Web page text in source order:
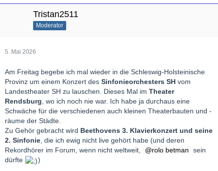
Tristan2511
Moderator
5. Mai 2026
Am Freitag begebe ich mal wieder in die Schleswig-Holsteinische
Provinz um einem Konzert des Sinfonieorchesters SH vom
Landestheater SH zu lauschen. Dieses Mal im Theater
Rendsburg, wo ich noch nie war. Ich habe ja durchaus eine
Schwäche für die verschiedenen auch kleinen Theaterbauten und -
räume der Städte.
Zu Gehör gebracht wird Beethovens 3. Klavierkonzert und seine
2. Sinfonie, die ich ewig nicht live gehört habe (und deren
Rekordhörer im Forum, wenn nicht weltweit,
rolo betman
sein
dürfte
)